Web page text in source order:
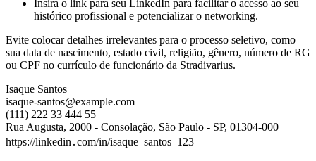
Insira o link para seu LinkedIn para facilitar o acesso ao seu
histórico profissional e potencializar o networking.
Evite colocar detalhes irrelevantes para o processo seletivo, como
sua data de nascimento, estado civil, religião, gênero, número de RG
ou CPF no currículo de funcionário da Stradivarius.
Isaque Santos
isaque-santos@example.com
(111) 222 33 444 55
Rua Augusta, 2000 - Consolação, São Paulo - SP, 01304-000
https://linkedin․com/in/isaque–santos–123